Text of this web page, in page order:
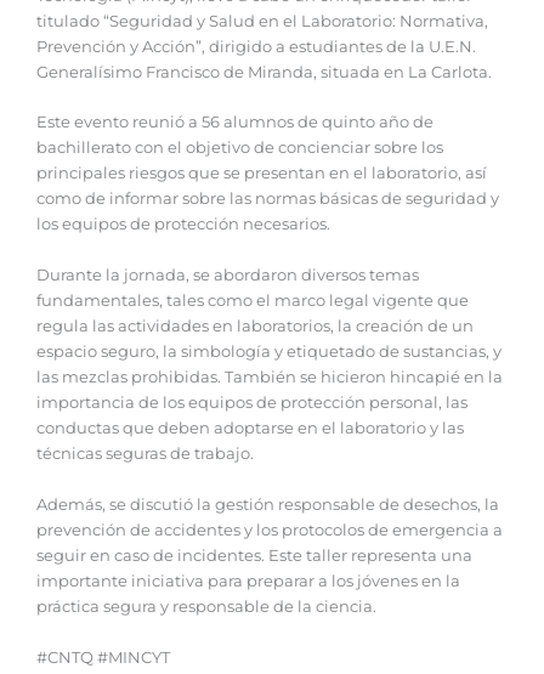
titulado “Seguridad y Salud en el Laboratorio: Normativa,
Prevención y Acción”, dirigido a estudiantes de la U.E.N.
Generalísimo Francisco de Miranda, situada en La Carlota.
Este evento reunió a 56 alumnos de quinto año de
bachillerato con el objetivo de concienciar sobre los
principales riesgos que se presentan en el laboratorio, así
como de informar sobre las normas básicas de seguridad y
los equipos de protección necesarios.
Durante la jornada, se abordaron diversos temas
fundamentales, tales como el marco legal vigente que
regula las actividades en laboratorios, la creación de un
espacio seguro, la simbología y etiquetado de sustancias, y
las mezclas prohibidas. También se hicieron hincapié en la
importancia de los equipos de protección personal, las
conductas que deben adoptarse en el laboratorio y las
técnicas seguras de trabajo.
Además, se discutió la gestión responsable de desechos, la
prevención de accidentes y los protocolos de emergencia a
seguir en caso de incidentes. Este taller representa una
importante iniciativa para preparar a los jóvenes en la
práctica segura y responsable de la ciencia.
#CNTQ #MINCYT